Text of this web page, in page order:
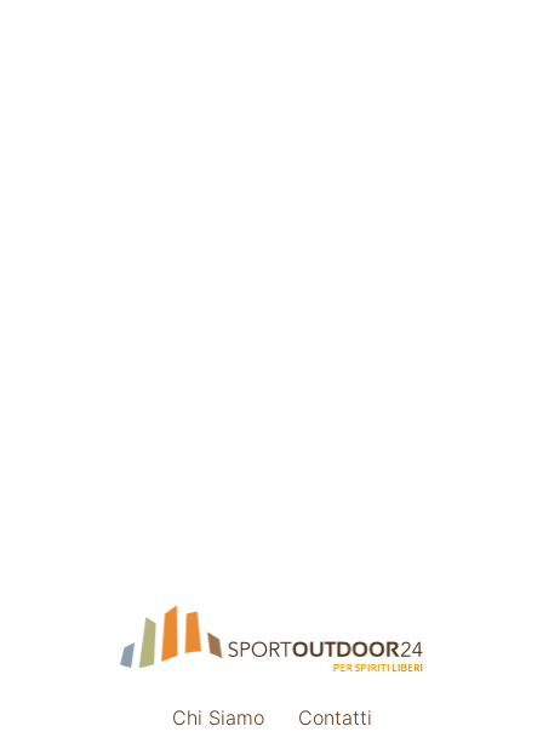
Chi Siamo Contatti